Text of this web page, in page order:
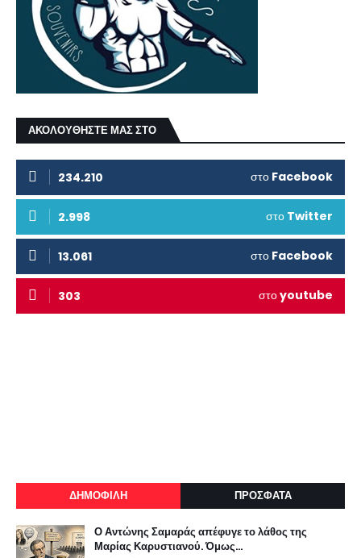
ΑΚΟΛΟΥΘΗΣΤΕ ΜΑΣ ΣΤΟ
234.210 στο Facebook
2.998 στο Twitter
13.061 στο Facebook
303 στοyoutube
ΔΗΜΟΦΙΛΗ ΠΡΟΣΦΑΤΑ
Ο Αντώνης Σαμαράς απέφυγε το λάθος της
Μαρίας Καρυστιανού. Όμως...